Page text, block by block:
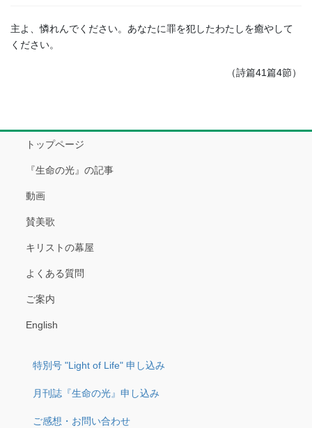
主よ、憐れんでください。あなたに罪を犯したわたしを癒やして
ください。
（詩篇41篇4節）
トップページ
『生命の光』の記事
動画
賛美歌
キリストの幕屋
よくある質問
ご案内
English
特別号 "Light of Life" 申し込み
月刊誌『生命の光』申し込み
ご感想・お問い合わせ